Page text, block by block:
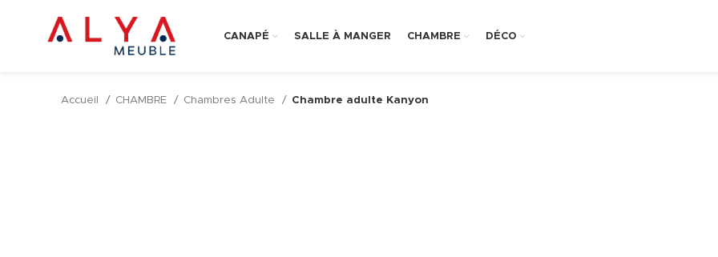
CANAPÉ SALLE À MANGER CHAMBRE DÉCO
Accueil CHAMBRE Chambres Adulte Chambre adulte Kanyon